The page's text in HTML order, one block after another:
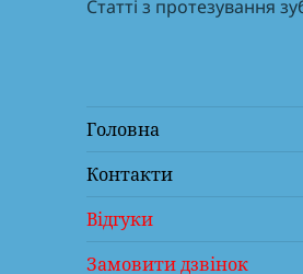
Статті з протезування
Головна
Контакти
Відгуки
Замовити дзвінок